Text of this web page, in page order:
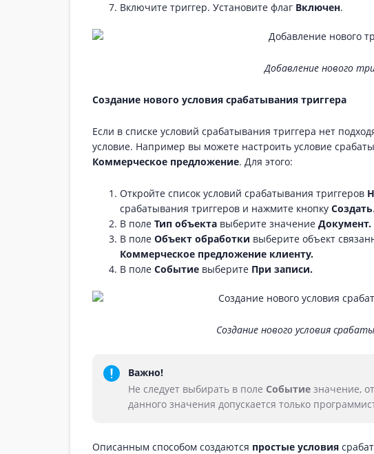
Включите триггер. Установите флаг Включен.
Добавление нового
Создание нового условия срабатывания триггера
Если в списке условий срабатывания триггера нет
условие. Например вы можете настроить условие
Коммерческое предложение. Для этого:
Откройте список условий срабатывания триггеров
срабатывания триггеров и нажмите кнопку Создать.
В поле Тип объекта выберите значение Документ.
В поле Объект обработки выберите объект
Коммерческое предложение клиенту.
В поле Событие выберите При записи.
Создание нового условия
Важно!
Не следует выбирать в поле Событие значение,
данного значения допускается только
Описанным способом создаются простые условия